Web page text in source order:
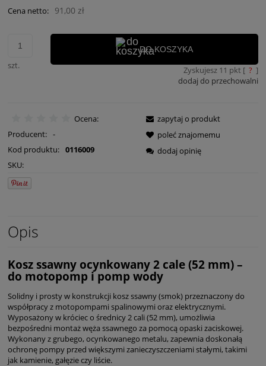
Cena netto: 91,00 zł
szt.
DO KOSZYKA
Zyskujesz 11 pkt [ ? ]
dodaj do przechowalni
Ocena:
Producent: -
Kod produktu: 0116009
SKU:
zapytaj o produkt
poleć znajomemu
dodaj opinię
Opis
Kosz ssawny ocynkowany 2 cale (52 mm) –
do motopomp i pomp wody
Solidny i prosty w konstrukcji kosz ssawny (smok) przeznaczony do
współpracy z motopompami spalinowymi oraz elektrycznymi.
Wyposażony w króciec o średnicy 2 cali (52 mm), umożliwia
bezpośredni montaż węża ssawnego za pomocą opaski zaciskowej.
Wykonany z grubego, ocynkowanego metalu, zapewnia doskonałą
ochronę pompy przed większymi zanieczyszczeniami stałymi, takimi
jak kamienie, gałęzie czy liście.